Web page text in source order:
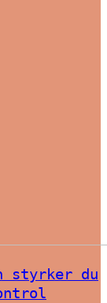
styrker du